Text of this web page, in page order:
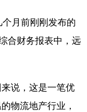
月前刚刚发布的
合财务报表中，远
说，这是一笔优
物流地产行业，